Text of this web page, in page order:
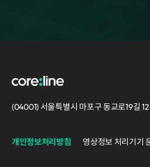
(04001) 서울특별시 마포구 동교로19길
개인정보처리방침 영상정보 처리기기